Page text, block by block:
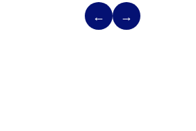
← →